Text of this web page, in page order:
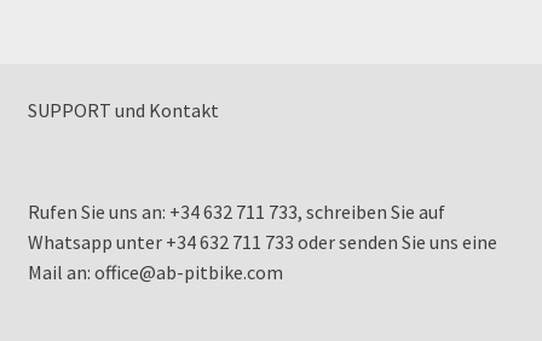
SUPPORT und Kontakt
Rufen Sie uns an: +34 632 711 733, schreiben Sie auf
Whatsapp unter +34 632 711 733 oder senden Sie uns eine
Mail an: office@ab-pitbike.com